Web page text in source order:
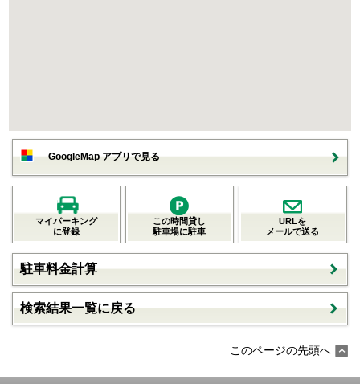
GoogleMap アプリで見る
マイパーキング
に登録
この時間貸し
駐車場に駐車
URLを
メールで送る
駐車料金計算
検索結果一覧に戻る
このページの先頭へ